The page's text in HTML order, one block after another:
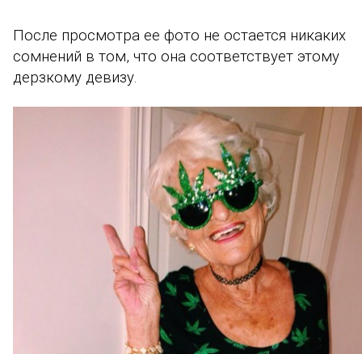
После просмотра ее фото не остается никаких
сомнений в том, что она соответствует этому
дерзкому девизу.